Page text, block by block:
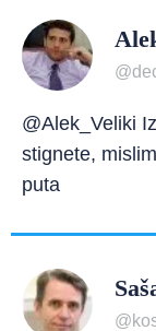
@Alek_Veliki
stignete,
puta